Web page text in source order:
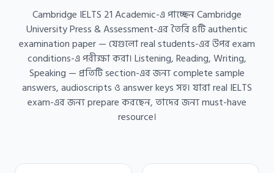
Cambridge IELTS 21 Academic-এ পাচ্ছেন Cambridge
University Press & Assessment-এর তৈরি ৪টি authentic
examination paper — যেগুলো real students-এর উপর exam
conditions-এ পরীক্ষা করা। Listening, Reading, Writing,
Speaking — প্রতিটি section-এর জন্য complete sample
answers, audioscripts ও answer keys সহ। যারা real IELTS
exam-এর জন্য prepare করছেন, তাদের জন্য must-have
resource।